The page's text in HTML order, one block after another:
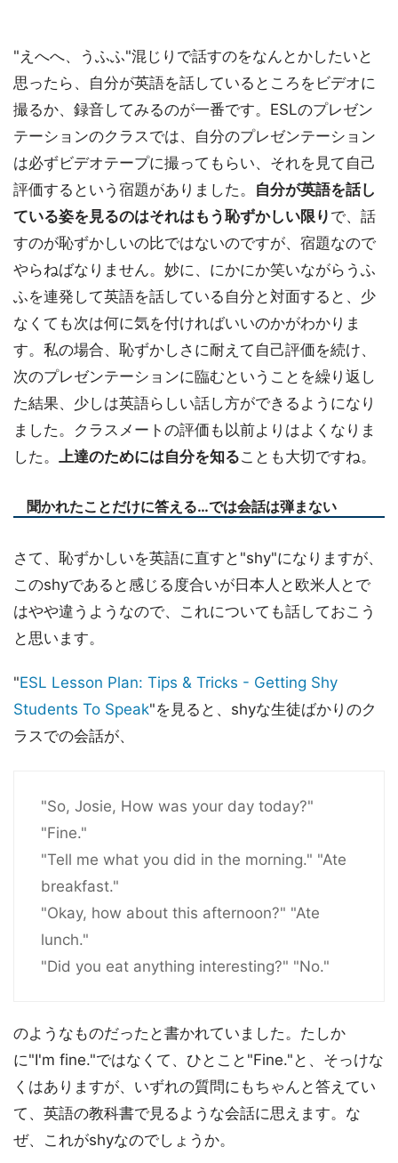
"えへへ、うふふ"混じりで話すのをなんとかしたいと
思ったら、自分が英語を話しているところをビデオに
撮るか、録音してみるのが一番です。ESLのプレゼン
テーションのクラスでは、自分のプレゼンテーション
は必ずビデオテープに撮ってもらい、それを見て自己
評価するという宿題がありました。 自分が英語を話し
ている姿を見るのはそれはもう恥ずかしい限り で、話
すのが恥ずかしいの比ではないのですが、宿題なので
やらねばなりません。妙に、にかにか笑いながらうふ
ふを連発して英語を話している自分と対面すると、少
なくても次は何に気を付ければいいのかがわかりま
す。私の場合、恥ずかしさに耐えて自己評価を続け、
次のプレゼンテーションに臨むということを繰り返し
た結果、少しは英語らしい話し方ができるようになり
ました。クラスメートの評価も以前よりはよくなりま
した。 上達のためには自分を知ることも大切ですね。
聞かれたことだけに答える…では会話は弾まない
さて、恥ずかしいを英語に直すと"shy"になりますが、
このshyであると感じる度合いが日本人と欧米人とで
はやや違うようなので、これについても話しておこう
と思います。
"ESL Lesson Plan: Tips & Tricks - Getting Shy
Students To Speak"を見ると、shyな生徒ばかりのク
ラスでの会話が、
"So, Josie, How was your day today?"
"Fine."
"Tell me what you did in the morning." "Ate
breakfast."
"Okay, how about this afternoon?" "Ate
lunch."
"Did you eat anything interesting?" "No."
のようなものだったと書かれていました。たしか
に"I'm fine."ではなくて、ひとこと"Fine."と、そっけな
くはありますが、いずれの質問にもちゃんと答えてい
て、英語の教科書で見るような会話に思えます。な
ぜ、これがshyなのでしょうか。